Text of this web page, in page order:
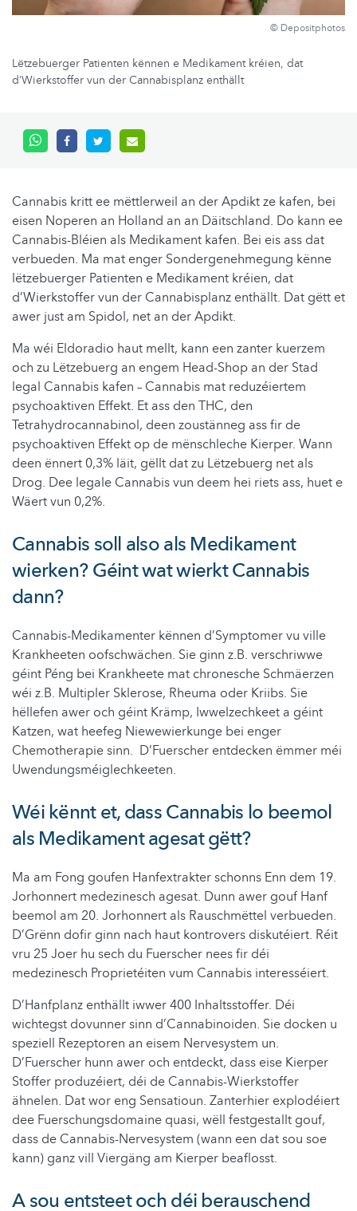
© Depositphotos
Lëtzebuerger Patienten kënnen e Medikament kréien, dat
d’Wierkstoffer vun der Cannabisplanz enthällt
Cannabis kritt ee mëttlerweil an der Apdikt ze kafen, bei
eisen Noperen an Holland an an Däitschland. Do kann ee
Cannabis-Bléien als Medikament kafen. Bei eis ass dat
verbueden. Ma mat enger Sondergenehmegung kënne
lëtzebuerger Patienten e Medikament kréien, dat
d’Wierkstoffer vun der Cannabisplanz enthällt. Dat gëtt et
awer just am Spidol, net an der Apdikt.
Ma wéi Eldoradio haut mellt, kann een zanter kuerzem
och zu Lëtzebuerg an engem Head-Shop an der Stad
legal Cannabis kafen – Cannabis mat reduzéiertem
psychoaktiven Effekt. Et ass den THC, den
Tetrahydrocannabinol, deen zoustänneg ass fir de
psychoaktiven Effekt op de mënschleche Kierper. Wann
deen ënnert 0,3% läit, gëllt dat zu Lëtzebuerg net als
Drog. Dee legale Cannabis vun deem hei riets ass, huet e
Wäert vun 0,2%.
Cannabis soll also als Medikament
wierken? Géint wat wierkt Cannabis
dann?
Cannabis-Medikamenter kënnen d’Symptomer vu ville
Krankheeten oofschwächen. Sie ginn z.B. verschriwwe
géint Péng bei Krankheete mat chronesche Schmäerzen
wéi z.B. Multipler Sklerose, Rheuma oder Kriibs. Sie
hëllefen awer och géint Krämp, Iwwelzechkeet a géint
Katzen, wat heefeg Niewewierkunge bei enger
Chemotherapie sinn. D’Fuerscher entdecken ëmmer méi
Uwendungsméiglechkeeten.
Wéi kënnt et, dass Cannabis lo beemol
als Medikament agesat gëtt?
Ma am Fong goufen Hanfextrakter schonns Enn dem 19.
Jorhonnert medezinesch agesat. Dunn awer gouf Hanf
beemol am 20. Jorhonnert als Rauschmëttel verbueden.
D’Grënn dofir ginn nach haut kontrovers diskutéiert. Réit
vru 25 Joer hu sech du Fuerscher nees fir déi
medezinesch Proprietéiten vum Cannabis interesséiert.
D’Hanfplanz enthällt iwwer 400 Inhaltsstoffer. Déi
wichtegst dovunner sinn d’Cannabinoiden. Sie docken u
speziell Rezeptoren an eisem Nervesystem un.
D’Fuerscher hunn awer och entdeckt, dass eise Kierper
Stoffer produzéiert, déi de Cannabis-Wierkstoffer
ähnelen. Dat wor eng Sensatioun. Zanterhier explodéiert
dee Fuerschungsdomaine quasi, wëll festgestallt gouf,
dass de Cannabis-Nervesystem (wann een dat sou soe
kann) ganz vill Viergäng am Kierper beaflosst.
A sou entsteet och déi berauschend